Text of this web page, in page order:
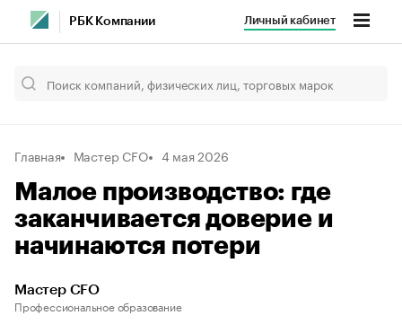
РБК Компании Личный кабинет
Главная Мастер CFO 4 мая 2026
Малое производство: где
заканчивается доверие и
начинаются потери
Мастер CFO
Профессиональное образование